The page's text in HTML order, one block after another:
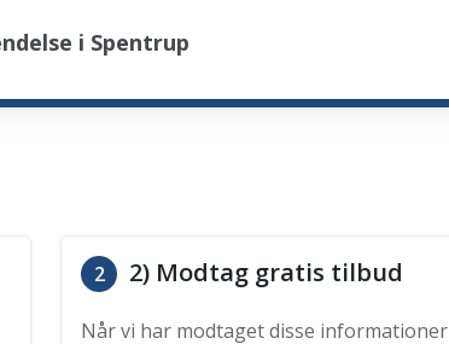
i Spentrup
2 2) Modtag gratis tilbud
Når vi har modtaget disse informationer